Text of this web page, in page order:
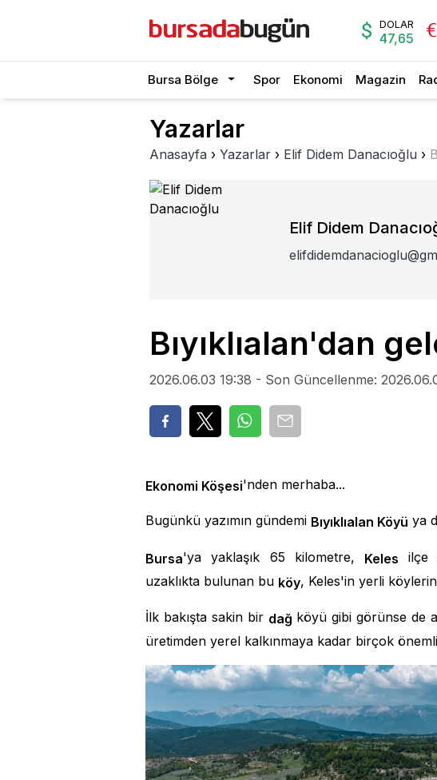
DOLAR
47,65
Bursa Bölge Spor Ekonomi Magazin
Yazarlar
Anasayfa › Yazarlar › Elif Didem Danacıoğlu ›
Elif Didem
Bıyıklıalan'dan
2026.06.03 19:38 - Son Güncellenme:
Ekonomi Köşesi'nden merhaba...
Bugünkü yazımın gündemi Bıyıklıalan Köyü ya
Bursa'ya yaklaşık 65 kilometre, Keles ilçe
uzaklıkta bulunan bu köy, Keles'in yerli
İlk bakışta sakin bir dağ köyü gibi görünse de
üretimden yerel kalkınmaya kadar birçok önemli